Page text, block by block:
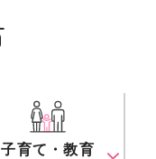
子育て・教育